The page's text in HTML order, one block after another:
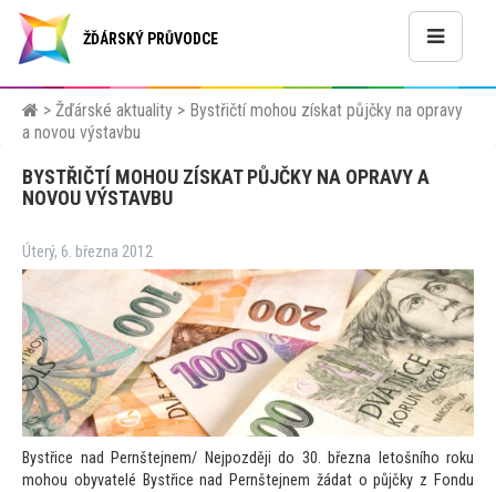
ŽĎÁRSKÝ PRŮVODCE
> Žďárské aktuality > Bystřičtí mohou získat půjčky na opravy
a novou výstavbu
BYSTŘIČTÍ MOHOU ZÍSKAT PŮJČKY NA OPRAVY A
NOVOU VÝSTAVBU
Úterý, 6. března 2012
Bystřice nad Pernštejnem/ Nejpozději do 30. března letošního roku
mohou obyvatelé Bystřice nad Pernštejnem žádat o půjčky z Fondu